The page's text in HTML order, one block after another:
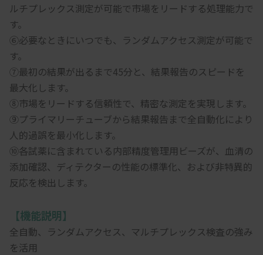
ルチプレックス測定が可能で市場をリードする処理能力で
す。
⑥必要なときにいつでも、ランダムアクセス測定が可能で
す。
⑦最初の結果が出るまで45分と、結果報告のスピードを
最大化します。
⑧市場をリードする信頼性で、精密な測定を実現します。
⑨プライマリーチューブから結果報告まで全自動化により
人的過誤を最小化します。
⑩各試薬に含まれている内部精度管理用ビーズが、血清の
添加確認、ディテクターの性能の標準化、および非特異的
反応を検出します。
【機能説明】
全自動、ランダムアクセス、マルチプレックス検査の強み
を活用